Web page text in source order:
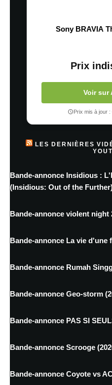
Sony BRAVIA
Prix
Voir sur
Prix mis à jour
LES DERNIÈRES
Bande-annonce Insidious :
(Insidious: Out of the
Bande-annonce violent night
Bande-annonce La vie d'une
Bande-annonce Rumah
Bande-annonce Geo-storm
Bande-annonce PAS SI
Bande-annonce Scrooge
Bande-annonce Coyote vs